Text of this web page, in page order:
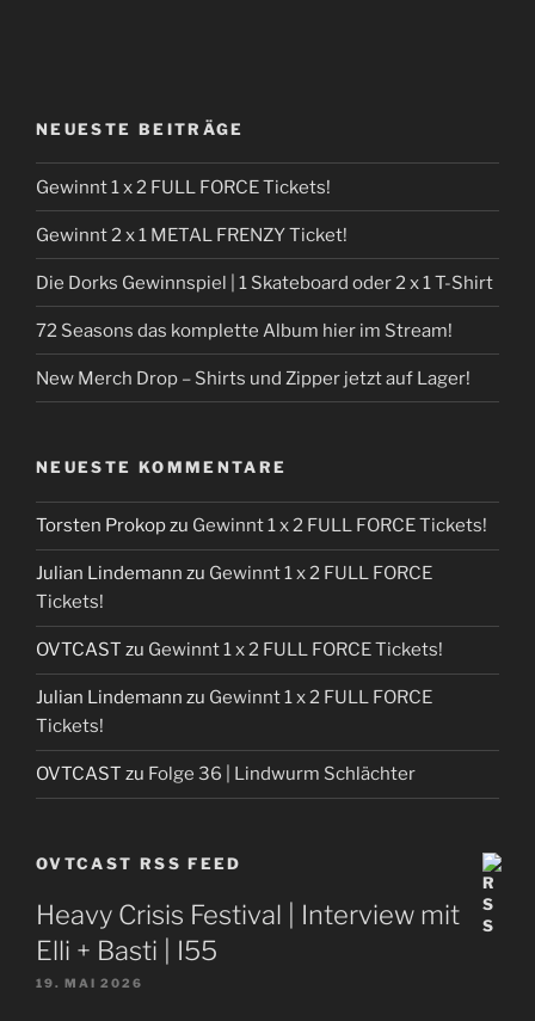
NEUESTE BEITRÄGE
Gewinnt 1 x 2 FULL FORCE Tickets!
Gewinnt 2 x 1 METAL FRENZY Ticket!
Die Dorks Gewinnspiel | 1 Skateboard oder 2 x 1 T-Shirt
72 Seasons das komplette Album hier im Stream!
New Merch Drop – Shirts und Zipper jetzt auf Lager!
NEUESTE KOMMENTARE
Torsten Prokopzu Gewinnt 1 x 2 FULL FORCE Tickets!
Julian Lindemann zu Gewinnt 1 x 2 FULL FORCE
Tickets!
OVTCAST zu Gewinnt 1 x 2 FULL FORCE Tickets!
Julian Lindemann zu Gewinnt 1 x 2 FULL FORCE
Tickets!
OVTCAST zu Folge 36 | Lindwurm Schlächter
OVTCAST RSS FEED
Heavy Crisis Festival | Interview mit
Elli + Basti | I55
19. MAI 2026